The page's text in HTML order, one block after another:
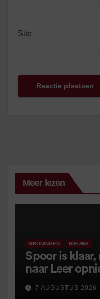
Site
Meer lezen
GRONINGEN NIEUWS
Spoor is
naar Leer
7 AUGUSTUS 2026